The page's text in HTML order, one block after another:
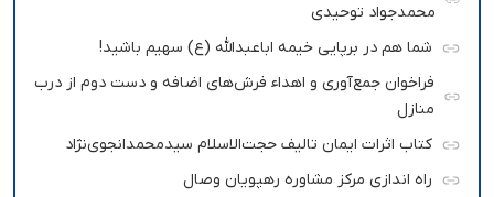
محمدجواد توحیدی
شما هم در برپایی خیمه اباعبدالله (ع) سهیم باشید!
فراخوان جمع‌آوری و اهداء فرش‌های اضافه و دست دوم از درب
منازل
کتاب اثرات ایمان تالیف حجت‌الاسلام سیدمحمدانجوی‌نژاد
راه اندازی مرکز مشاوره رهپویان وصال